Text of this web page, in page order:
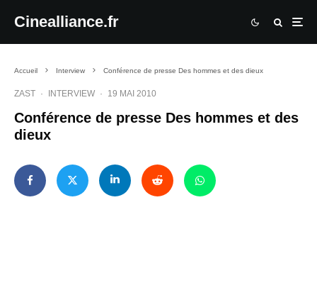
Cinealliance.fr
Accueil Interview Conférence de presse Des hommes et des dieux
ZAST · INTERVIEW · 19 MAI 2010
Conférence de presse Des hommes et des
dieux